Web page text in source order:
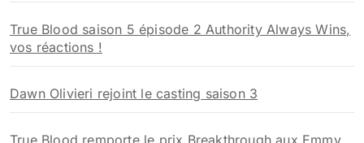
True Blood saison 5 épisode 2 Authority Always Wins,
vos réactions !
Dawn Olivieri rejoint le casting saison 3
True Blood remporte le prix Breakthrough aux Emmy